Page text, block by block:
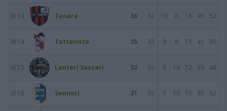
13 Tonara 36 32 10 6 16 45 52
14 Tuttavista 35 32 9 8 15 41 50
15 Lanteri Sassari 32 32 6 14 12 39 49
16 Sennori 31 32 7 10 15 35 62